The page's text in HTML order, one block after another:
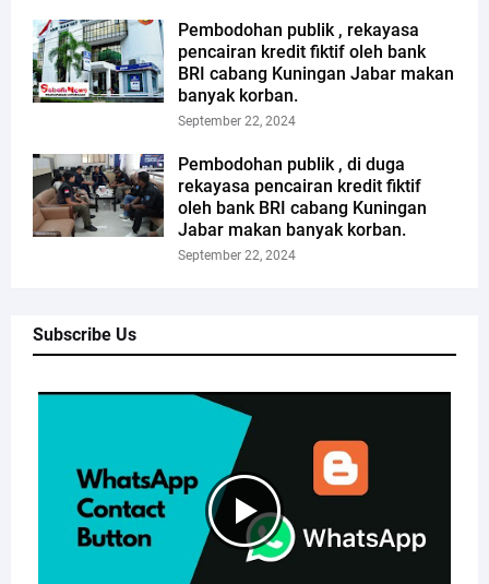
Pembodohan publik , rekayasa
pencairan kredit fiktif oleh bank
BRI cabang Kuningan Jabar makan
banyak korban.
September 22, 2024
Pembodohan publik , di duga
rekayasa pencairan kredit fiktif
oleh bank BRI cabang Kuningan
Jabar makan banyak korban.
September 22, 2024
Subscribe Us